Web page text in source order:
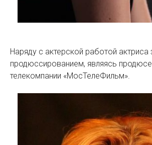
Наряду с актерской работой актриса
продюссированием, являясь
телекомпании «МосТелеФильм».